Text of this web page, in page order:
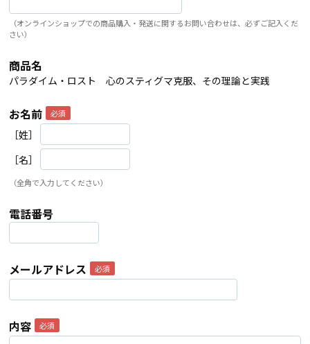
（オンラインショップでの商品購入・発送に関するお問い合わせは、必ずご記入くだ
さい）
商品名
パラダイム・ロスト 心のスティグマ克服、その理論と実践
お名前
［姓］
［名］
（全角で入力してください）
電話番号
メールアドレス
内容